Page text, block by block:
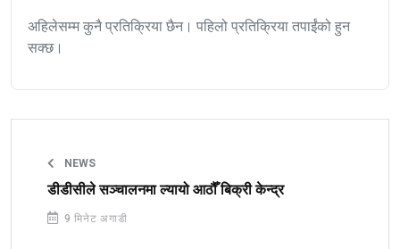
अहिलेसम्म कुनै प्रतिक्रिया छैन। पहिलो प्रतिक्रिया तपाईंको हुन
सक्छ।
NEWS
डीडीसीले सञ्चालनमा ल्यायो आठौँ बिक्री केन्द्र
9 मिनेट अगाडी